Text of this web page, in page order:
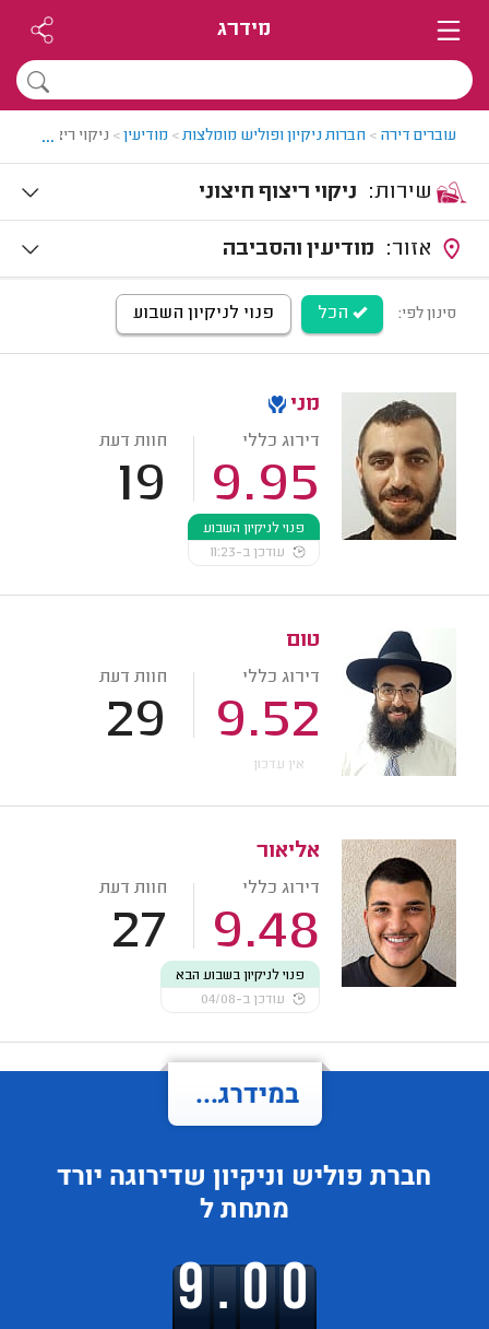
מידרג
עוברים דירה > חברות ניקיון ופוליש מומלצות> מודיעין> ניקוי ריצוף חוץ
...
ניקוי ריצוף חיצוני
מודיעין והסביבה
סינון לפי: הכל פנוי לניקיון השבוע
מני
דירוג כללי
9.95
חוות דעת
19
פנוי לניקיון השבוע
עודכן ב-11:23
טום
דירוג כללי
9.52
חוות דעת
29
אין עדכון
אליאור
דירוג כללי
9.48
חוות דעת
27
פנוי לניקיון בשבוע הבא
עודכן ב-04/08
במידרג...
חברת פוליש וניקיון שדירוגה יורד
מתחת ל
9.00